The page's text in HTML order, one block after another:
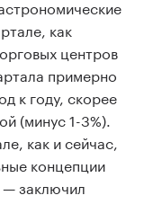
как
центров
примерно
к году, скорее
(минус 1-3%).
как и сейчас,
концепции
заключил